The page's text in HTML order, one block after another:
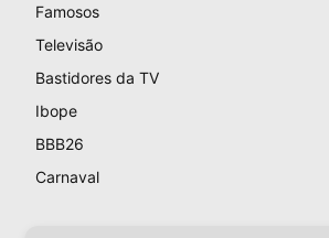
Famosos
Televisão
Bastidores da TV
Ibope
BBB26
Carnaval